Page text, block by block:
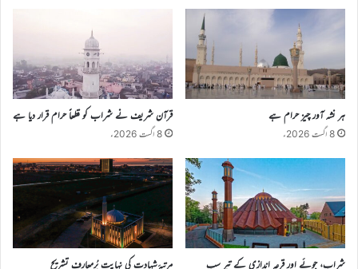
ہر نشہ آور چیز حرام ہے
8 اگست 2026ء
قرآن شریف نے شراب کو قطعاً حرام قرار دیا ہے
8 اگست 2026ء
شراب، جوئے اور قرعہ اندازی کے تیر سب مرتبۂ شہادت کی نہایت پُرمعارف تشریح